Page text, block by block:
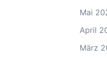
Mai
April
März